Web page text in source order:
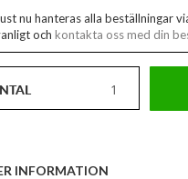
nu hanteras alla beställningar
och kontakta oss med din
INFORMATION